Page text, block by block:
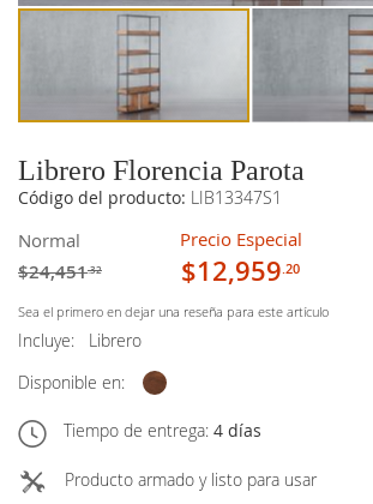
Librero Florencia Parota
Código del producto: LIB13347S1
Normal
$24,451.32
Precio Especial
$12,959.20
Sea el primero en dejar una reseña para este artículo
Incluye:
Librero
Disponible en:
Tiempo de entrega: 4 días
Producto armado y listo para usar